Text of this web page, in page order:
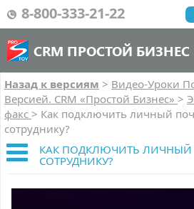
8-800-333-21-22
CRM ПРОСТОЙ БИЗНЕС
Назад к версиям > Видео-Уроки
Версией. CRM «Простой Бизнес» >
факс > Как подключить личный
сотруднику?
КАК ПОДКЛЮЧИТЬ
СОТРУДНИКУ?